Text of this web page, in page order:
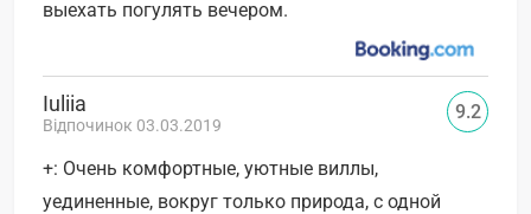
выехать погулять вечером.
Iuliia
Відпочинок 03.03.2019
+: Очень комфортные, уютные виллы,
уединенные, вокруг только природа, с одной
9.2